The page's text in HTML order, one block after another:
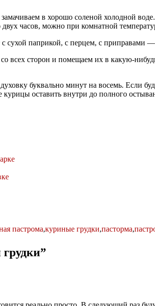
в хорошо соленой холодной
часов, можно при комнатной
паприкой, с перцем, с приправами —
всех сторон и помещаем их в какую-
буквально минут на восемь. Если
оставить внутри до полного
пастрома,куриные грудки,пасторма,
”